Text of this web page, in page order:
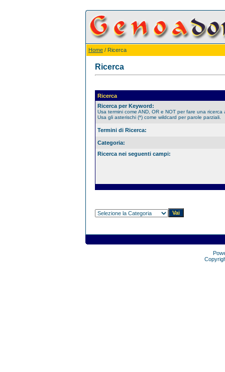
Home / Ricerca
Ricerca
Ricerca
Ricerca per Keyword:
Usa termini come AND, OR e NOT per fare una ricerca
Usa gli asterischi (*) come wildcard per parole parziali.
Termini di Ricerca:
Categoria:
Ricerca nei seguenti campi: